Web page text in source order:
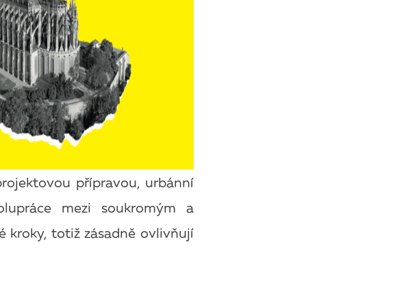
přípravou, urbánní
mezi soukromým a
kroky, totiž zásadně ovlivňují